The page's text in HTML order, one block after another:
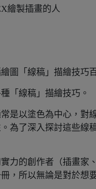
繪製插畫的人
圖「線稿」描繪技巧
「線稿」描繪技巧。
是以塗色為中心，
為了深入探討這些線
力的創作者（插畫家
，所以無論是對於想